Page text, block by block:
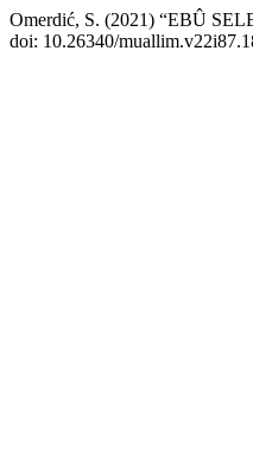
Omerdić, S. (2021) “EBÛ
doi: 10.26340/